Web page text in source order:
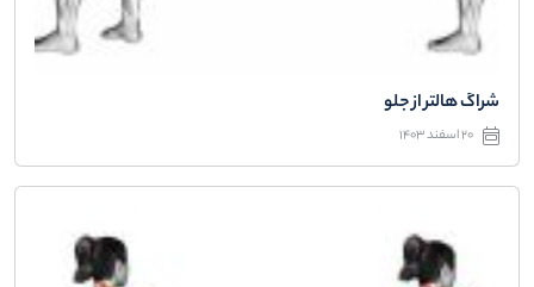
شراگ هالتر از جلو
20 اسفند 1403